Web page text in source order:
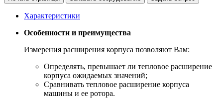
Характеристики
Особенности и преимущества
Измерения расширения корпуса позволяют Вам:
Определять, превышает ли тепловое расширение
корпуса ожидаемых значений;
Сравнивать тепловое расширение корпуса
машины и ее ротора.